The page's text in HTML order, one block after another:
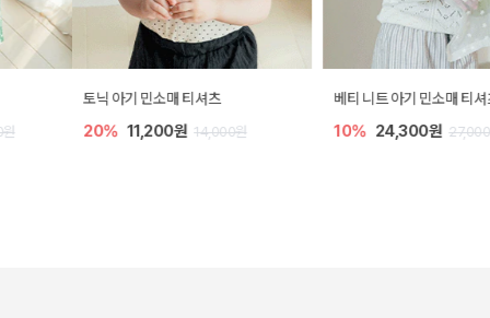
토닉 아기 민소매 티셔츠
20% 11,200원 14,000원
베티 니트 아기 민소매 티셔츠
24,300원 27,000원